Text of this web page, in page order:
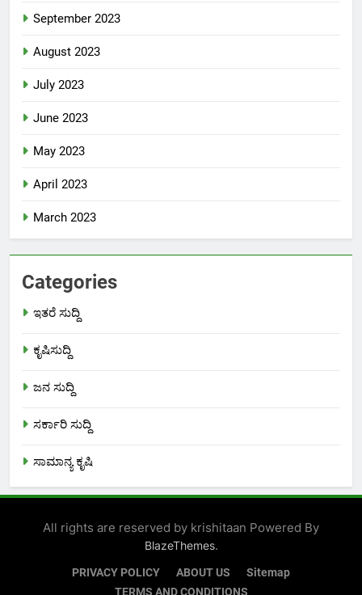
September 2023
August 2023
July 2023
June 2023
May 2023
April 2023
March 2023
Categories
ಇತರೆ ಸುದ್ದಿ
ಕೃಷಿಸುದ್ದಿ
ಜನ ಸುದ್ದಿ
ಸರ್ಕಾರಿ ಸುದ್ದಿ
ಸಾಮಾನ್ಯ ಕೃಷಿ
All rights are reserved by krishitaan Powered By
BlazeThemes.
PRIVACY POLICY ABOUT US
Sitemap
TERMS AND CONDITIONS